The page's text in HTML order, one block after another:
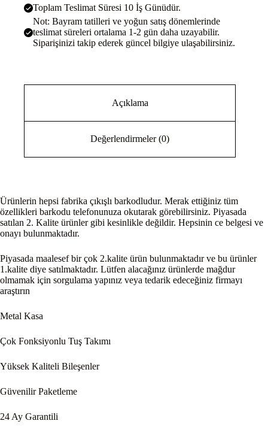
Toplam Teslimat Süresi 10 İş Günüdür.
Not: Bayram tatilleri ve yoğun satış dönemlerinde
teslimat süreleri ortalama 1-2 gün daha uzayabilir.
Siparişinizi takip ederek güncel bilgiye ulaşabilirsiniz.
Açıklama
Değerlendirmeler (0)
Ürünlerin hepsi fabrika çıkışlı barkodludur. Merak ettiğiniz tüm
özellikleri barkodu telefonunuza okutarak görebilirsiniz. Piyasada
satılan 2. Kalite ürünler gibi kesinlikle değildir. Hepsinin ce belgesi ve
onayı bulunmaktadır.
Piyasada maalesef bir çok 2.kalite ürün bulunmaktadır ve bu ürünler
1.kalite diye satılmaktadır. Lütfen alacağınız ürünlerde mağdur
olmamak için sorgulama yapınız veya tedarik edeceğiniz firmayı
araştırın
Metal Kasa
Çok Fonksiyonlu Tuş Takımı
Yüksek Kaliteli Bileşenler
Güvenilir Paketleme
24 Ay Garantili